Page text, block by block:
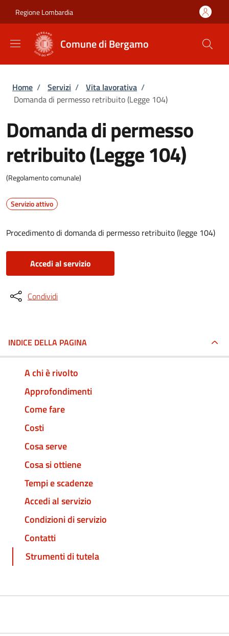
Regione Lombardia
Comune di Bergamo
Briciole di pane
Home / Servizi / Vita lavorativa /
Domanda di permesso retribuito (Legge 104)
Domanda di permesso
retribuito (Legge 104)
(Regolamento comunale)
Servizio attivo
Procedimento di domanda di permesso retribuito (legge 104)
Accedi al servizio
Condividi
INDICE DELLA PAGINA
A chi è rivolto
Approfondimenti
Come fare
Costi
Cosa serve
Cosa si ottiene
Tempi e scadenze
Accedi al servizio
Condizioni di servizio
Contatti
Strumenti di tutela